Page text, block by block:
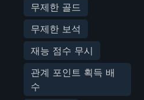
무제한 골드
무제한 보석
재능 점수 무시
관계 포인트 획득 배
수